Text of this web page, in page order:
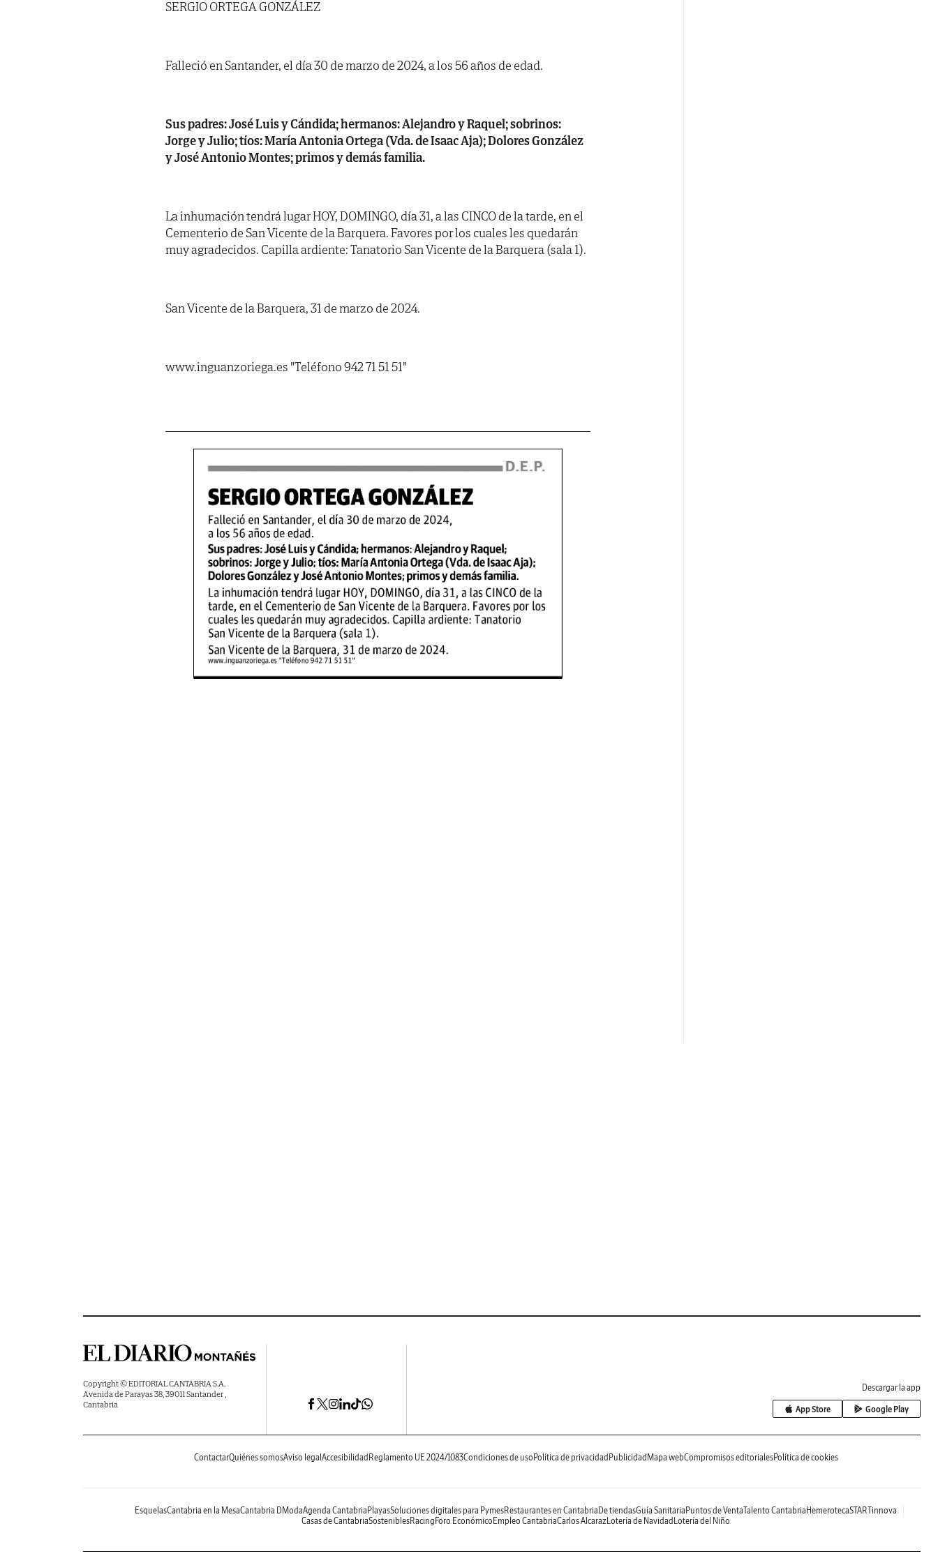
SERGIO ORTEGA GONZÁLEZ
Falleció en Santander, el día 30 de marzo de 2024, a los 56 años de edad.
Sus padres: José Luis y Cándida; hermanos: Alejandro y Raquel; sobrinos:
Jorge y Julio; tíos: María Antonia Ortega (Vda. de Isaac Aja); Dolores González
y José Antonio Montes; primos y demás familia.
La inhumación tendrá lugar HOY, DOMINGO, día 31, a las CINCO de la tarde, en el
Cementerio de San Vicente de la Barquera. Favores por los cuales les quedarán
muy agradecidos. Capilla ardiente: Tanatorio San Vicente de la Barquera (sala 1).
San Vicente de la Barquera, 31 de marzo de 2024.
www.inguanzoriega.es "Teléfono 942 71 51 51"
Copyright © EDITORIAL CANTABRIA S.A.
Avenida de Parayas 38, 39011 Santander ,
Cantabria
Descargar la app
App Store Google Play
ContactarQuiénes somosAviso legal Accesibilidad Reglamento UE 2024/1083Condiciones de uso Política de privacidad Publicidad Mapa webCompromisos editorialesPolítica de cookies
EsquelasCantabria en la MesaCantabria DModaAgenda Cantabria PlayasSoluciones digitales para PymesRestaurantes en Cantabria De tiendasGuía Sanitaria Puntos de VentaTalento Cantabria HemerotecaSTARTinnova
Casas de CantabriaSosteniblesRacing Foro Económico Empleo CantabriaCarlos AlcarazLotería de Navidad Lotería del Niño